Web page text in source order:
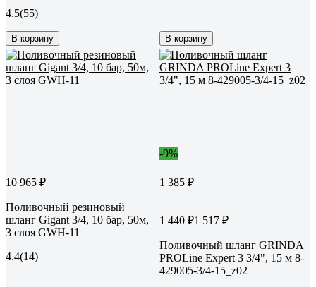
4.5(55)
В корзину В корзину
10 965 ₽
Поливочный резиновый
шланг Gigant 3/4, 10 бар, 50м,
3 слоя GWH-11
4.4(14)
-9%
1 385 ₽
1 440 ₽1 517 ₽
Поливочный шланг GRINDA
PROLine Expert 3 3/4", 15 м 8-
429005-3/4-15_z02